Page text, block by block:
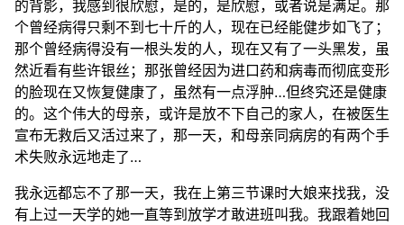
的背影，我感到很欣慰，是的，是欣慰，或者说是满足。那
个曾经病得只剩不到七十斤的人，现在已经能健步如飞了；
那个曾经病得没有一根头发的人，现在又有了一头黑发，虽
然近看有些许银丝；那张曾经因为进口药和病毒而彻底变形
的脸现在又恢复健康了，虽然有一点浮肿…但终究还是健康
的。这个伟大的母亲，或许是放不下自己的家人，在被医生
宣布无救后又活过来了，那一天，和母亲同病房的有两个手
术失败永远地走了…
我永远都忘不了那一天，我在上第三节课时大娘来找我，没
有上过一天学的她一直等到放学才敢进班叫我。我跟着她回